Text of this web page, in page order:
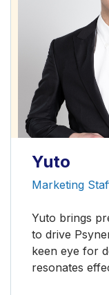
Yuto
Marketing
Yuto brings
to drive
keen eye for
resonates